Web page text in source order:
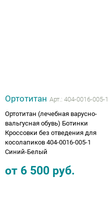
Ортотитан Арт.: 404-0016-005-1
Ортотитан (лечебная варусно-
вальгусная обувь) Ботинки
Кроссовки без отведения для
косолапиков 404-0016-005-1
Синий-Белый
от 6 500 руб.